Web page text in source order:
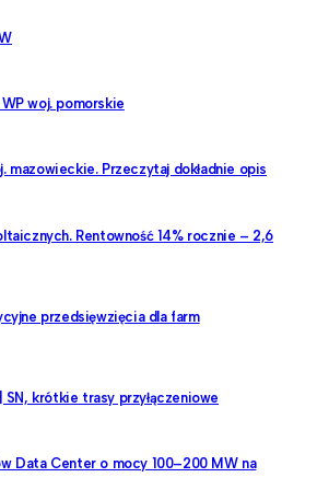
woj. pomorskie
mazowieckie. Przeczytaj dokładnie opis
Rentowność 14% rocznie – 2,6
przedsięwzięcia dla farm
krótkie trasy przyłączeniowe
Data Center o mocy 100–200 MW na